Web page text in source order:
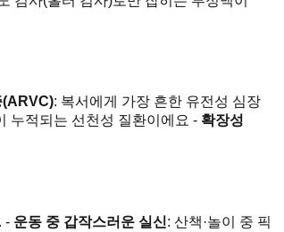
(ARVC): 복서에게 가장 흔한 유전성 심장
누적되는 선천성 질환이에요 - 확장성
- 운동 중 갑작스러운 실신: 산책·놀이 중 픽